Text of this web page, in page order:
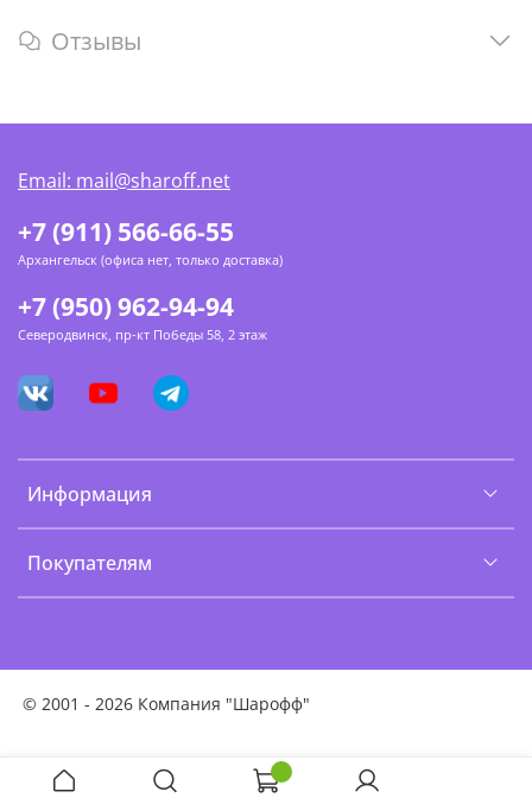
Отзывы
Информация
Покупателям
+7 (911) 566-66-55
Архангельск (офиса нет, только доставка)
+7 (950) 962-94-94
Северодвинск, пр-кт Победы 58, 2 этаж
Email: mail@sharoff.net
© 2001 - 2026 Компания "Шарофф"